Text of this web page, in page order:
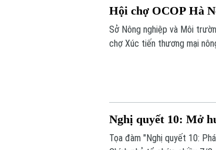
Hội chợ OCOP Hà
Sở Nông nghiệp và Môi
chợ Xúc tiến thương mại
Nghị quyết 10: Mở
Tọa đàm "Nghị quyết 10: